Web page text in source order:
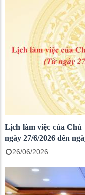
Lịch làm việc của
ngày 27/6/2026 đến
26/06/2026